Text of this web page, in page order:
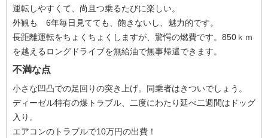
運転しやすくて、尚且つ乗るたびに楽しい。
外観も 6年毎日見てても、飽きないし、魅力的です。
長距離運転をちょくちょくしますが、驚愕の燃費です。850ｋｍ
を越えるロングドライブを無給油で無事帰還できます。
不満な点
小さな凹凸での足回りの突き上げ。同乗者はきついでしょう。
ディーゼル特有の煤トラブル、二度にわたり延べ二週間はドッグ
入り。
エアコンのトラブルで10万円の出費！